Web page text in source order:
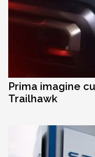
Prima imagine
Trailhawk